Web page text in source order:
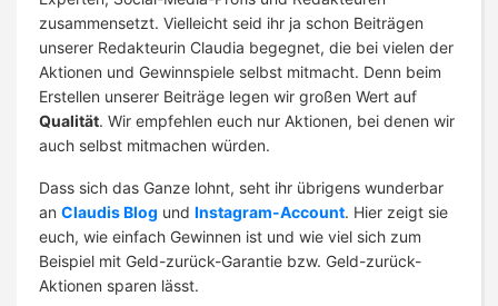
zusammensetzt. Vielleicht seid ihr ja schon Beiträgen
unserer Redakteurin Claudia begegnet, die bei vielen der
Aktionen und Gewinnspiele selbst mitmacht. Denn beim
Erstellen unserer Beiträge legen wir großen Wert auf
Qualität. Wir empfehlen euch nur Aktionen, bei denen wir
auch selbst mitmachen würden.
Dass sich das Ganze lohnt, seht ihr übrigens wunderbar
an Claudis Blog und Instagram-Account. Hier zeigt sie
euch, wie einfach Gewinnen ist und wie viel sich zum
Beispiel mit Geld-zurück-Garantie bzw. Geld-zurück-
Aktionen sparen lässt.